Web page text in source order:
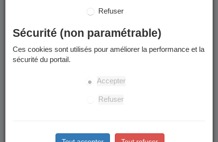
Périmètre scolaire
Votre enfant sera inscrit dans l'école du périmètre scolaire
rattaché à votre domicile.
à quelle école est rattachée mon adresse ?
régulièrement et peuvent changer les adresses affectées à une
Les étapes
Refuser
Sécurité (non paramétrable)
Ces cookies sont utilisés pour améliorer la performance et la
sécurité du portail.
Accepter
Refuser